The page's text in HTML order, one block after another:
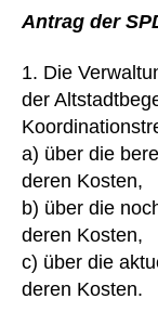
Antrag der
1. Die
der
a) über die
deren Kosten,
b) über die
deren Kosten,
c) über die
deren Kosten.